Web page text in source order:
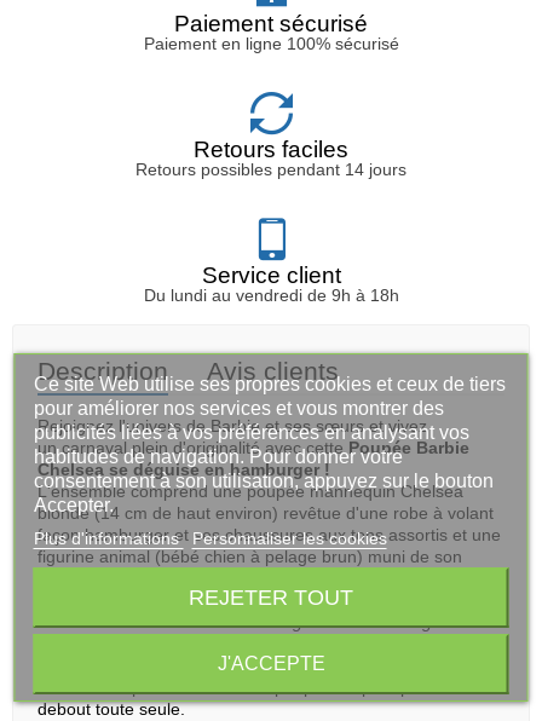
Paiement sécurisé
Paiement en ligne 100% sécurisé
Retours faciles
Retours possibles pendant 14 jours
Service client
Du lundi au vendredi de 9h à 18h
Description Avis clients
Rejoignez l'univers de Barbie et ses sœurs et vivez
un carnaval plein d'originalité avec cettePoupée Barbie
Chelsea se déguise en hamburger !
L'ensemble comprend une poupée mannequin Chelsea
blonde (14 cm de haut environ) revêtue d'une robe à volant
façon hamburger et ses chaussures aux tons assortis et une
figurine animal (bébé chien à pelage brun) muni de son
peut compléter sa tenue avec les 3 accessoires fournis dans
ce setBarbie Chelsea Club se déguise en hamburger: un
burger avec son mousqueton amovible. Les couleurs et les
décorations peuvent varier. La poupée ne peut pas tenir
debout toute seule.
Ce site Web utilise ses propres cookies et ceux de tiers
pour améliorer nos services et vous montrer des
publicités liées à vos préférences en analysant vos
habitudes de navigation. Pour donner votre
consentement à son utilisation, appuyez sur le bouton
Accepter.
Plus d'informations Personnaliser les cookies
REJETER TOUT
J'ACCEPTE